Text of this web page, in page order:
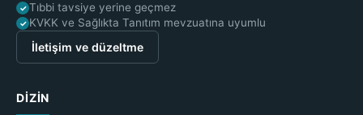
✓ Tıbbi tavsiye yerine geçmez
✓ KVKK ve Sağlıkta Tanıtım mevzuatına uyumlu
İletişim ve düzeltme
DIZIN